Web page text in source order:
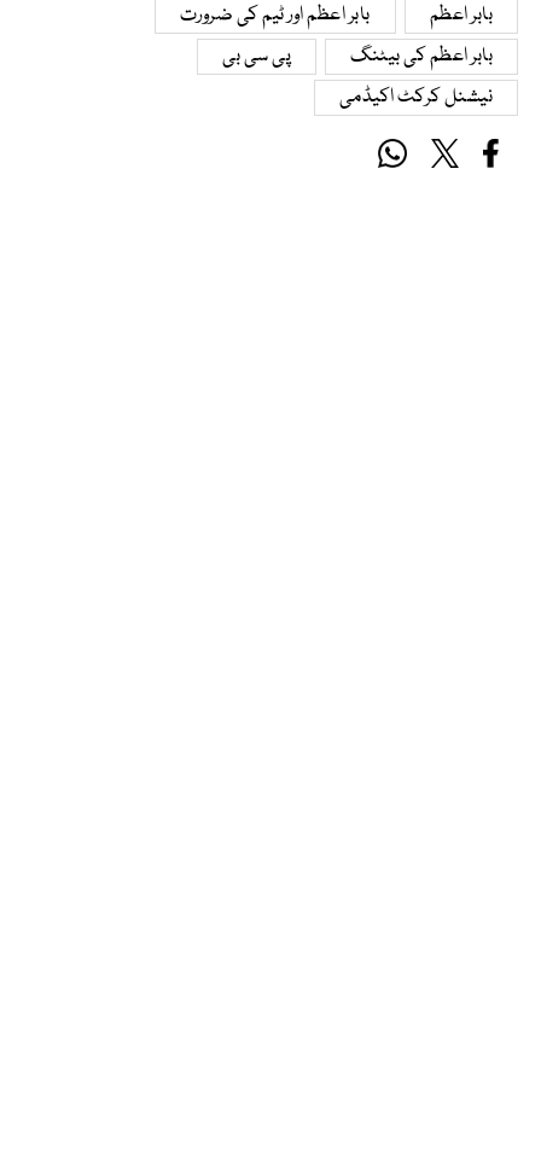
بابر اعظم
بابر اعظم اور ٹیم کی ضرورت
بابر اعظم کی بیٹنگ
پی سی بی
نیشنل کرکٹ اکیڈمی